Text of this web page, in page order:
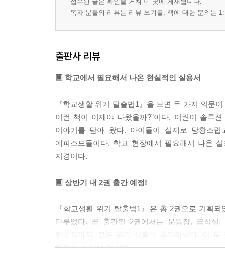
독자 분들의 리뷰는 리뷰 쓰기를, 책에 대한 문의는
출판사 리뷰
▣ 학교에서 필요해서 나온 현실적인 실용서
『학교생활 위기 탈출법1』을 보면 두 가지 의문
이런 책이 이제야 나왔을까?”이다. 어린이 솔루
이야기를 담아 왔다. 아이들이 실제로 당황스
에피소드들이다. 학교 현장에서 필요해서 나온
지경이다.
▣ 상반기 내 2권 출간 예정!
『학교생활 위기 탈출법1』은 총 2권으로 기획
다루었다. 곧 출간될 2권에서는 운동장, 급식
해결할 수 있을 것이다.